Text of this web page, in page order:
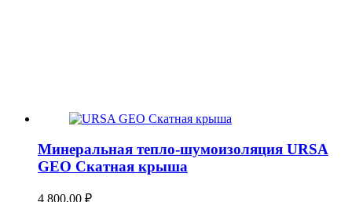
Минеральная тепло-шумоизоляция URSA
GEO Скатная крыша
4 800,00 ₽